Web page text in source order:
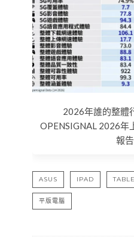
2026年誰的整體
OPENSIGNAL 2026年
報
ASUS IPAD
平版電腦